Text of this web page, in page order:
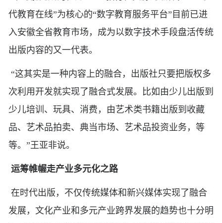
代教育在线”为核心的“数字教育服务平台”目前已进
入安徽全省教育市场，成为以数字技术手段盘活传统
出版内容的又一代表。
“这其实是一种内容上的融合，出版社只要把版权多
次利用开发就实现了融合式发展。比如由少儿出版到
少儿培训、玩具、消费，由艺术类书籍出版到收藏
品、艺术品拍卖、典当市场、艺术品投资业务，等
等。”王亚非说。
运筹帷幄走产业多元化之路
在时代出版，不仅传统媒体和新兴媒体实现了融合
发展，文化产业和多元产业跨界发展的趋势也十分明